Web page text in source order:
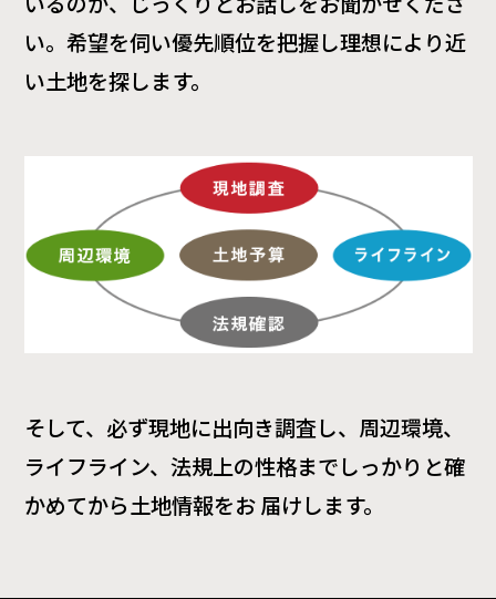
い。希望を伺い優先順位を把握し理想により近
い土地を探します。
そして、必ず現地に出向き調査し、周辺環境、
ライフライン、法規上の性格までしっかりと確
かめてから土地情報をお 届けします。